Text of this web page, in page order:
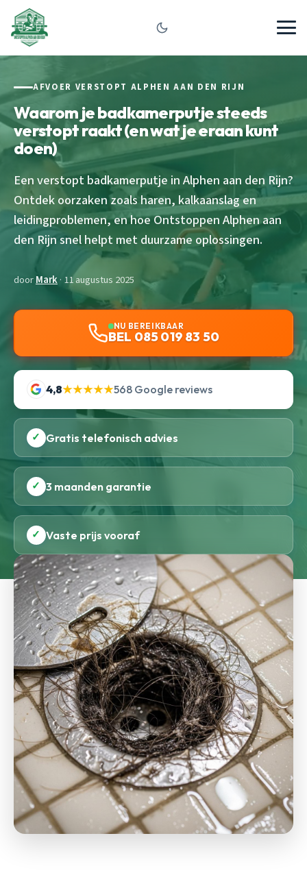
AFVOER VERSTOPT ALPHEN AAN DEN RIJN
Waarom je badkamerputje steeds
verstopt raakt (en wat je eraan kunt
doen)
Een verstopt badkamerputje in Alphen aan den Rijn?
Ontdek oorzaken zoals haren, kalkaanslag en
leidingproblemen, en hoe Ontstoppen Alphen aan
den Rijn snel helpt met duurzame oplossingen.
doorMark· 11 augustus 2025
NU BEREIKBAAR
BEL 085 019 83 50
4,8★★★★★568 Google reviews
✓ Gratis telefonisch advies
✓ 3 maanden garantie
✓ Vaste prijs vooraf